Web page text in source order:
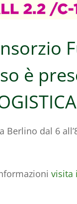
è
Berlino dal 6
visita